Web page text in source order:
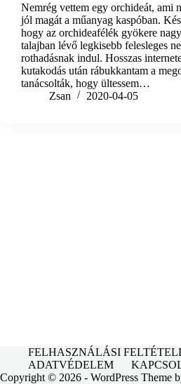
Nemrég vettem egy orchideát, ami
jól magát a műanyag kaspóban.
hogy az orchideafélék gyökere
talajban lévő legkisebb felesleges
rothadásnak indul. Hosszas
kutakodás után rábukkantam a
tanácsolták, hogy ültessem…
Zsan
2020-04-05
FELHASZNÁLÁSI
ADATVÉDELEM
Copyright © 2026 - WordPress Theme